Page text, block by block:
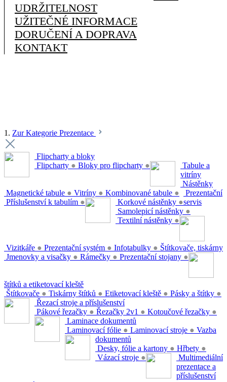
UDRŽITELNOST
UŽITEČNÉ INFORMACE
DORUČENÍ A DOPRAVA
KONTAKT
1. Zur Kategorie Prezentace
Flipcharty a bloky
Flipcharty ● Bloky pro flipcharty ●
Tabule a
vitríny
Magnetické tabule ● Vitríny ● Kombinované tabule ●
Příslušenství k tabulím ●
Nástěnky
Korkové nástěnky ●
Samolepicí nástěnky ●
Textilní nástěnky ●
Prezentační
servis
Vizitkáře ● Prezentační systém ● Infotabulky ●
Jmenovky a visačky ● Rámečky ● Prezentační stojany ●
Štítkovače, tiskárny
štítků a etiketovací kleště
Štítkovače ● Tiskárny štítků ● Etiketovací kleště ● Pásky a štítky ●
Řezací stroje a příslušenství
Pákové řezačky ● Řezačky 2v1 ● Kotoučové řezačky ●
Laminace dokumentů
Laminovací fólie ● Laminovací stroje ● Vazba
dokumentů
Desky, fólie a kartony ● Hřbety ●
Vázací stroje ●
Multimediální
prezentace a
příslušenství